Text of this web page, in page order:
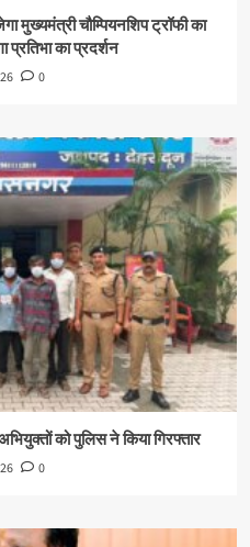
चौम्पियनशिप ट्रॉफी का
प्रतिभा का प्रदर्शन
0
को पुलिस ने किया गिरफ्तार
0